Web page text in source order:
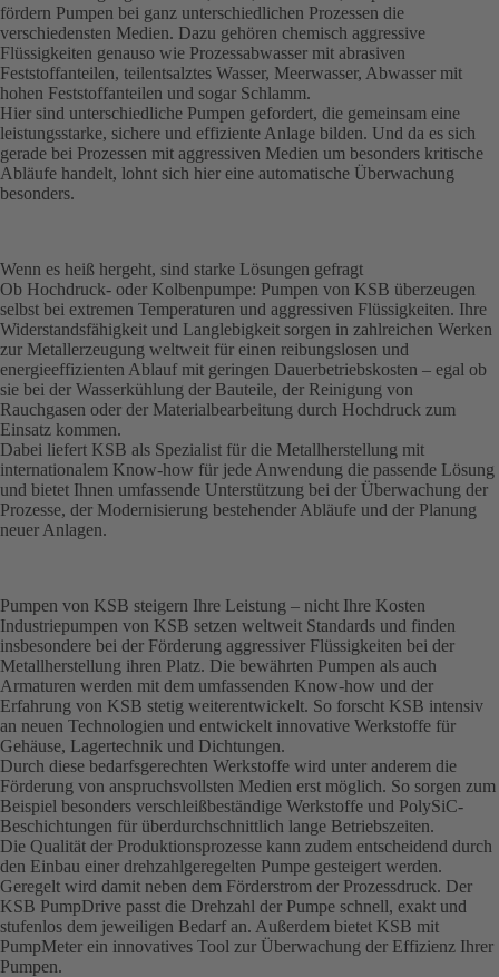
fördern Pumpen bei ganz unterschiedlichen Prozessen die
verschiedensten Medien. Dazu gehören chemisch aggressive
Flüssigkeiten genauso wie Prozessabwasser mit abrasiven
Feststoffanteilen, teilentsalztes Wasser, Meerwasser, Abwasser mit
hohen Feststoffanteilen und sogar Schlamm.
Hier sind unterschiedliche Pumpen gefordert, die gemeinsam eine
leistungsstarke, sichere und effiziente Anlage bilden. Und da es sich
gerade bei Prozessen mit aggressiven Medien um besonders kritische
Abläufe handelt, lohnt sich hier eine automatische Überwachung
besonders.
Wenn es heiß hergeht, sind starke Lösungen gefragt
Ob Hochdruck- oder Kolbenpumpe: Pumpen von KSB überzeugen
selbst bei extremen Temperaturen und aggressiven Flüssigkeiten. Ihre
Widerstandsfähigkeit und Lang­lebigkeit sorgen in zahlreichen Werken
zur Metallerzeugung weltweit für einen reibungslosen und
energieeffizienten Ablauf mit geringen Dauerbetriebskosten – egal ob
sie bei der Wasserkühlung der Bauteile, der Reinigung von
Rauchgasen oder der Materialbearbeitung durch Hochdruck zum
Einsatz kommen.
Dabei liefert KSB als Spezialist für die Metallherstellung mit
internationalem Know-how für jede Anwendung die passende Lösung
und bietet Ihnen umfassende Unter­stützung bei der Überwachung der
Prozesse, der Modernisierung bestehender Abläufe und der Planung
neuer Anlagen.
Pumpen von KSB steigern Ihre Leistung – nicht Ihre Kosten
Industriepumpen von KSB setzen weltweit Standards und finden
insbesondere bei der Förderung aggressiver Flüssigkeiten bei der
Metallherstellung ihren Platz. Die bewährten Pumpen als auch
Armaturen werden mit dem umfassenden Know-how und der
Erfahrung von KSB stetig weiterentwickelt. So forscht KSB intensiv
an neuen Technologien und entwickelt innovative Werkstoffe für
Gehäuse, Lagertechnik und Dichtungen.
Durch diese bedarfsgerechten Werkstoffe wird unter anderem die
Förderung von anspruchsvollsten Medien erst möglich. So sorgen zum
Beispiel besonders verschleiß­beständige Werkstoffe und PolySiC-
Beschichtungen für überdurchschnittlich lange Betriebszeiten.
Die Qualität der Produktionsprozesse kann zudem entscheidend durch
den Einbau einer drehzahlgeregelten Pumpe gesteigert werden.
Geregelt wird damit neben dem Förderstrom der Prozessdruck. Der
KSB PumpDrive passt die Drehzahl der Pumpe schnell, exakt und
stufenlos dem jeweiligen Bedarf an. Außerdem bietet KSB mit
PumpMeter ein innovatives Tool zur Überwachung der Effizienz Ihrer
Pumpen.